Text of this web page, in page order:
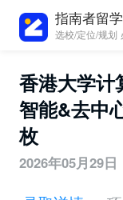
指南者留学
选校/定位/规划
香港大学计
智能&去中
枚
2026年05月29日